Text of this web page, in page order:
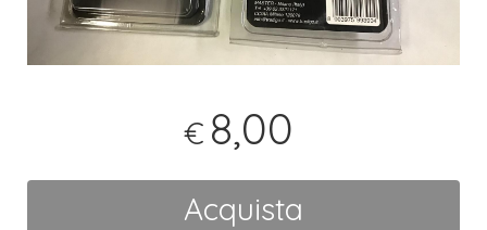
€ 8,00
Acquista